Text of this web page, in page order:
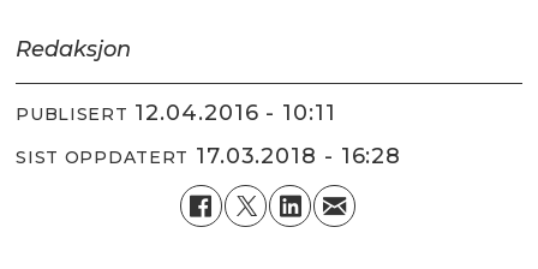
Redaksjon
PUBLISERT 12.04.2016 - 10:11
SIST OPPDATERT 17.03.2018 - 16:28